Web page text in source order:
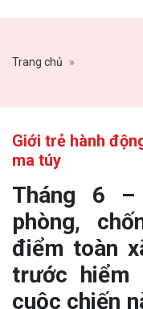
Trang chủ
Giới trẻ hành
ma túy
Tháng 6 –
phòng,
điểm toàn
trước hiểm
cuộc chiến